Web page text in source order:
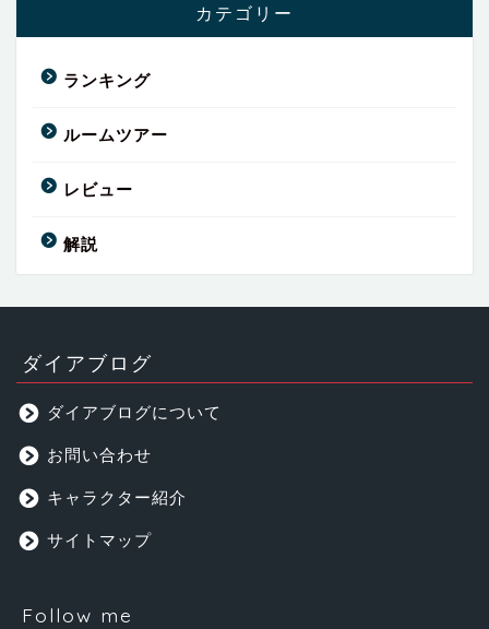
カテゴリー
ランキング
ルームツアー
レビュー
解説
ダイアブログ
ダイアブログについて
お問い合わせ
キャラクター紹介
サイトマップ
Follow me